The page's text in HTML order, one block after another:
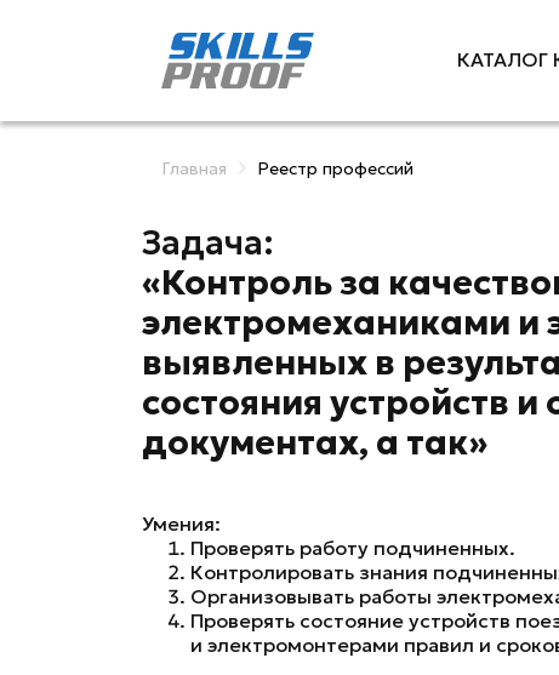
КАТАЛОГ
Главная Реестр профессий
Задача:
«Контроль за
электромеханиками и
выявленных в
состояния устройств
документах, а так»
Умения:
Проверять работу подчиненных.
Контролировать знания
Организовывать работы
Проверять состояние устройств
и электромонтерами правил и